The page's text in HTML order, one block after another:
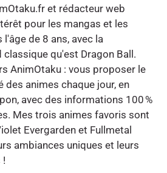
et rédacteur web
pour les mangas et les
de 8 ans, avec la
qu'est Dragon Ball.
AnimOtaku : vous proposer le
des animes chaque jour, en
avec des informations 100 %
Mes trois animes favoris sont
Evergarden et Fullmetal
ambiances uniques et leurs
!